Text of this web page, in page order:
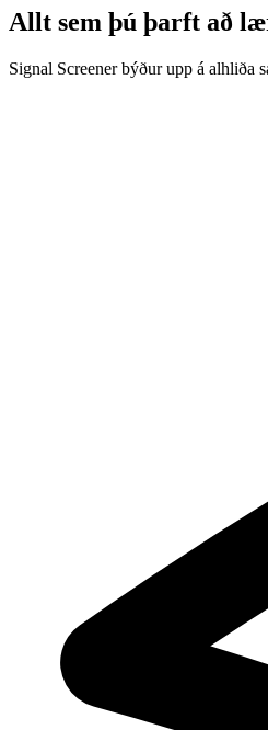
Allt sem þú þarft að
Signal Screener býður upp á